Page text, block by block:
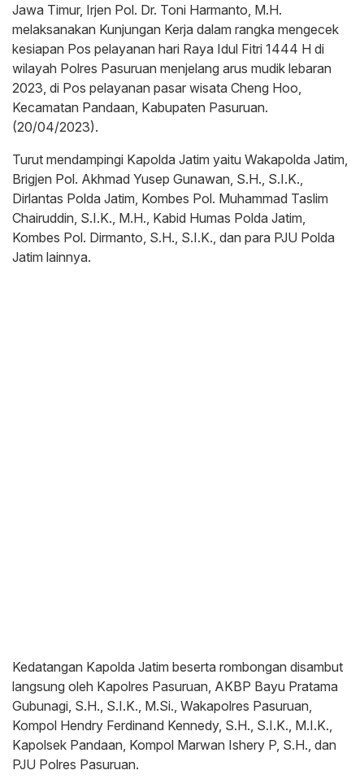
Jawa Timur, Irjen Pol. Dr. Toni Harmanto, M.H.
melaksanakan Kunjungan Kerja dalam rangka mengecek
kesiapan Pos pelayanan hari Raya Idul Fitri 1444 H di
wilayah Polres Pasuruan menjelang arus mudik lebaran
2023, di Pos pelayanan pasar wisata Cheng Hoo,
Kecamatan Pandaan, Kabupaten Pasuruan.
(20/04/2023).
Turut mendampingi Kapolda Jatim yaitu Wakapolda Jatim,
Brigjen Pol. Akhmad Yusep Gunawan, S.H., S.I.K.,
Dirlantas Polda Jatim, Kombes Pol. Muhammad Taslim
Chairuddin, S.I.K., M.H., Kabid Humas Polda Jatim,
Kombes Pol. Dirmanto, S.H., S.I.K., dan para PJU Polda
Jatim lainnya.
Kedatangan Kapolda Jatim beserta rombongan disambut
langsung oleh Kapolres Pasuruan, AKBP Bayu Pratama
Gubunagi, S.H., S.I.K., M.Si., Wakapolres Pasuruan,
Kompol Hendry Ferdinand Kennedy, S.H., S.I.K., M.I.K.,
Kapolsek Pandaan, Kompol Marwan Ishery P, S.H., dan
PJU Polres Pasuruan.